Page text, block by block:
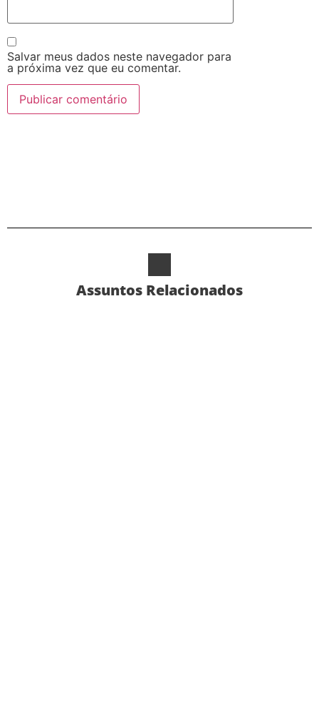
Salvar meus dados neste navegador para
a próxima vez que eu comentar.
Assuntos Relacionados